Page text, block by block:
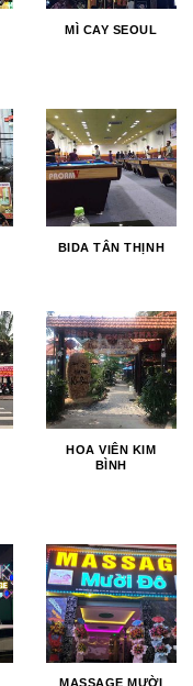
MÌ CAY SEOUL
BIDA TÂN THỊNH
HOA VIÊN KIM
BÌNH
MASSAGE MƯỜI